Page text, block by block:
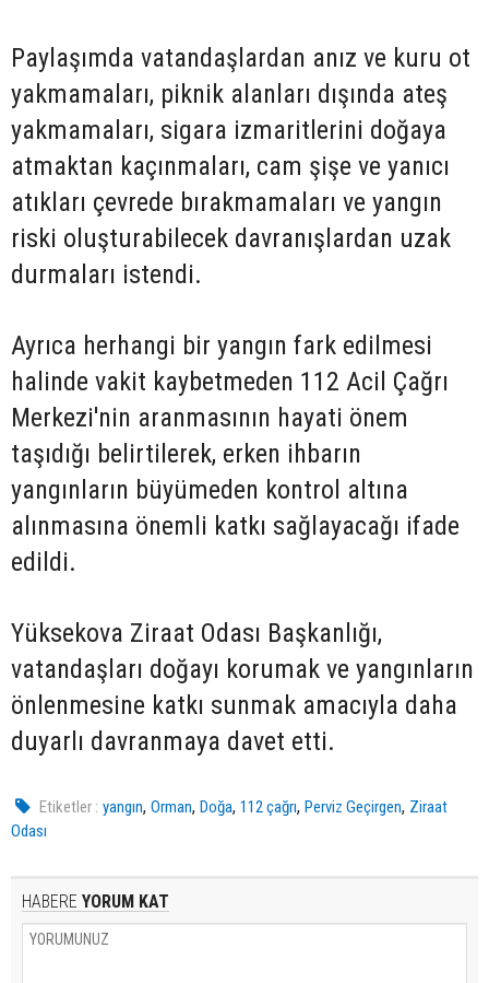
Paylaşımda vatandaşlardan anız ve kuru ot
yakmamaları, piknik alanları dışında ateş
yakmamaları, sigara izmaritlerini doğaya
atmaktan kaçınmaları, cam şişe ve yanıcı
atıkları çevrede bırakmamaları ve yangın
riski oluşturabilecek davranışlardan uzak
durmaları istendi.
Ayrıca herhangi bir yangın fark edilmesi
halinde vakit kaybetmeden 112 Acil Çağrı
Merkezi'nin aranmasının hayati önem
taşıdığı belirtilerek, erken ihbarın
yangınların büyümeden kontrol altına
alınmasına önemli katkı sağlayacağı ifade
edildi.
Yüksekova Ziraat Odası Başkanlığı,
vatandaşları doğayı korumak ve yangınların
önlenmesine katkı sunmak amacıyla daha
duyarlı davranmaya davet etti.
Etiketler : yangın,Orman,Doğa,112 çağrı,Perviz Geçirgen, Ziraat
Odası
HABERE YORUM KAT